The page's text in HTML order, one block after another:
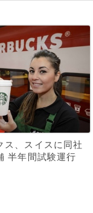
ス、スイスに同社
半年間試験運行